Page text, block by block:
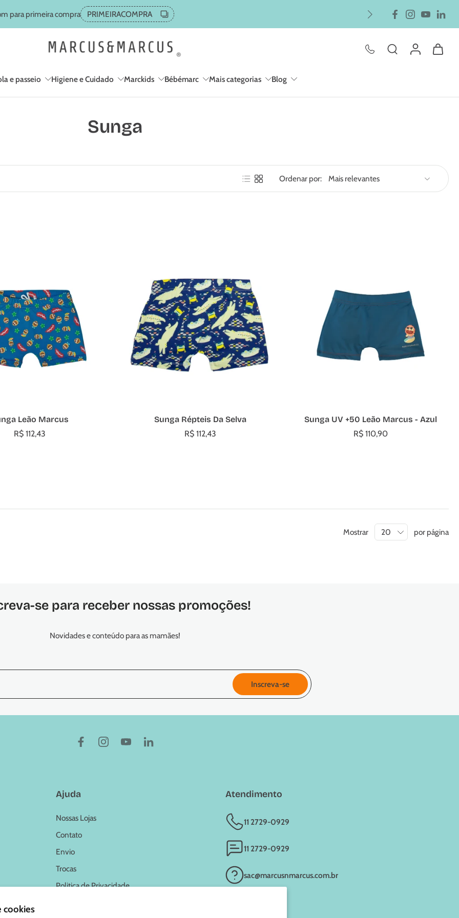
cookies
para primeira compra PRIMEIRACOMPRA
e passeio Higiene e Cuidado Marckids Bébémarc Mais categorias Blog
Sunga
Ordenar por:
Leão Marcus
R$ 112,43
Sunga Répteis Da Selva
R$ 112,43
Sunga UV +50 Leão Marcus - Azul
R$ 110,90
Mostrar por página
se para receber nossas promoções!
Novidades e conteúdo para as mamães!
Inscreva-se
Ajuda
Nossas Lojas
Contato
Envio
Trocas
Politica de Privacidade
Atendimento
11 2729-0929
11 2729-0929
sac@marcusnmarcus.com.br